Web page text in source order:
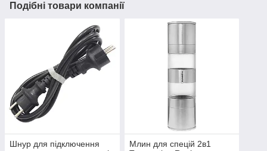
Подібні товари компанії
Шнур для підключення
Млин для спецій 2в1